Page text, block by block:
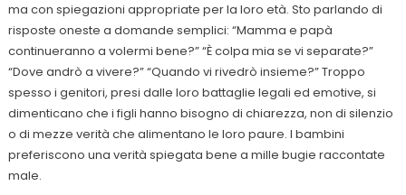
ma con spiegazioni appropriate per la loro età. Sto parlando di
risposte oneste a domande semplici: “Mamma e papà
continueranno a volermi bene?” “È colpa mia se vi separate?”
“Dove andrò a vivere?” “Quando vi rivedrò insieme?” Troppo
spesso i genitori, presi dalle loro battaglie legali ed emotive, si
dimenticano che i figli hanno bisogno di chiarezza, non di silenzio
o di mezze verità che alimentano le loro paure. I bambini
preferiscono una verità spiegata bene a mille bugie raccontate
male.